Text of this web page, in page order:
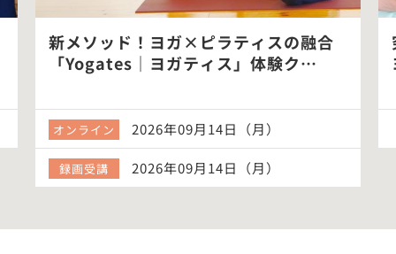
新メソッド！ヨガ×ピラティスの融合
「Yogates｜ヨガティス」体験ク…
オンライン 2026年09月14日（月）
録画受講 2026年09月14日（月）